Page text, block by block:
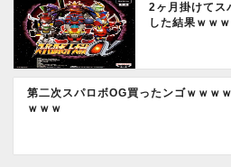
2ヶ月掛けてス
した結果ｗｗ
第二次スパロボOG買ったンゴｗｗｗｗ
ｗｗｗ